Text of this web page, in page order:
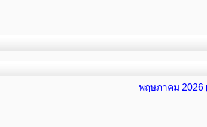
พฤษภาคม 2026